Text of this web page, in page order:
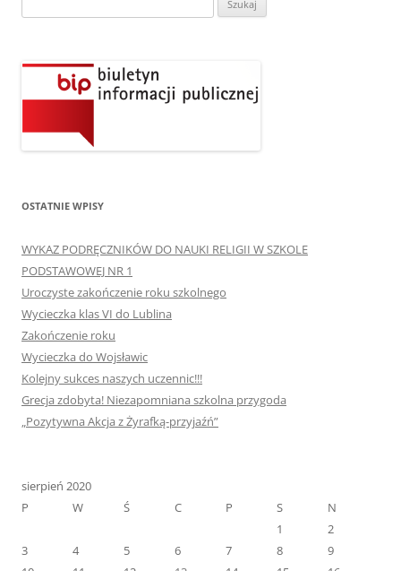
OSTATNIE WPISY
WYKAZ PODRĘCZNIKÓW DO NAUKI RELIGII W SZKOLE
PODSTAWOWEJ NR 1
Uroczyste zakończenie roku szkolnego
Wycieczka klas VI do Lublina
Zakończenie roku
Wycieczka do Wojsławic
Kolejny sukces naszych uczennic!!!
Grecja zdobyta! Niezapomniana szkolna przygoda
„Pozytywna Akcja z Żyrafką-przyjaźń”
sierpień 2020
P
W Ś C P S
N
1
2
3
4 5 6 7 8
9